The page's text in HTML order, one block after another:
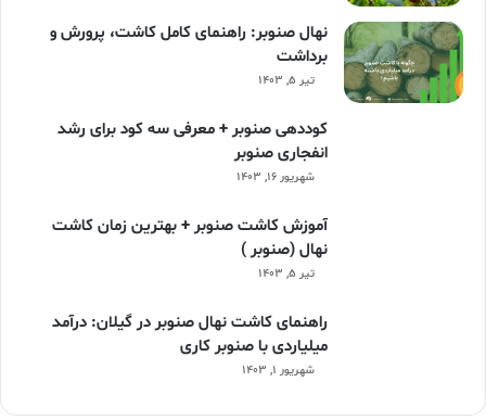
نهال صنوبر: راهنمای کامل کاشت، پرورش و
برداشت
تیر ۵, ۱۴۰۳
کوددهی صنوبر + معرفی سه کود برای رشد
انفجاری صنوبر
شهریور ۱۶, ۱۴۰۳
آموزش کاشت صنوبر + بهترین زمان کاشت
نهال (صنوبر )
تیر ۵, ۱۴۰۳
راهنمای کاشت نهال صنوبر در گیلان: درآمد
میلیاردی با صنوبر کاری
شهریور ۱, ۱۴۰۳